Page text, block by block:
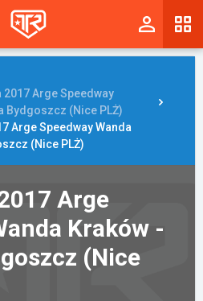
Arge Speedway
Bydgoszcz (Nice PLŻ)
Arge Speedway Wanda
(Nice PLŻ)
Arge
Kraków -
(Nice